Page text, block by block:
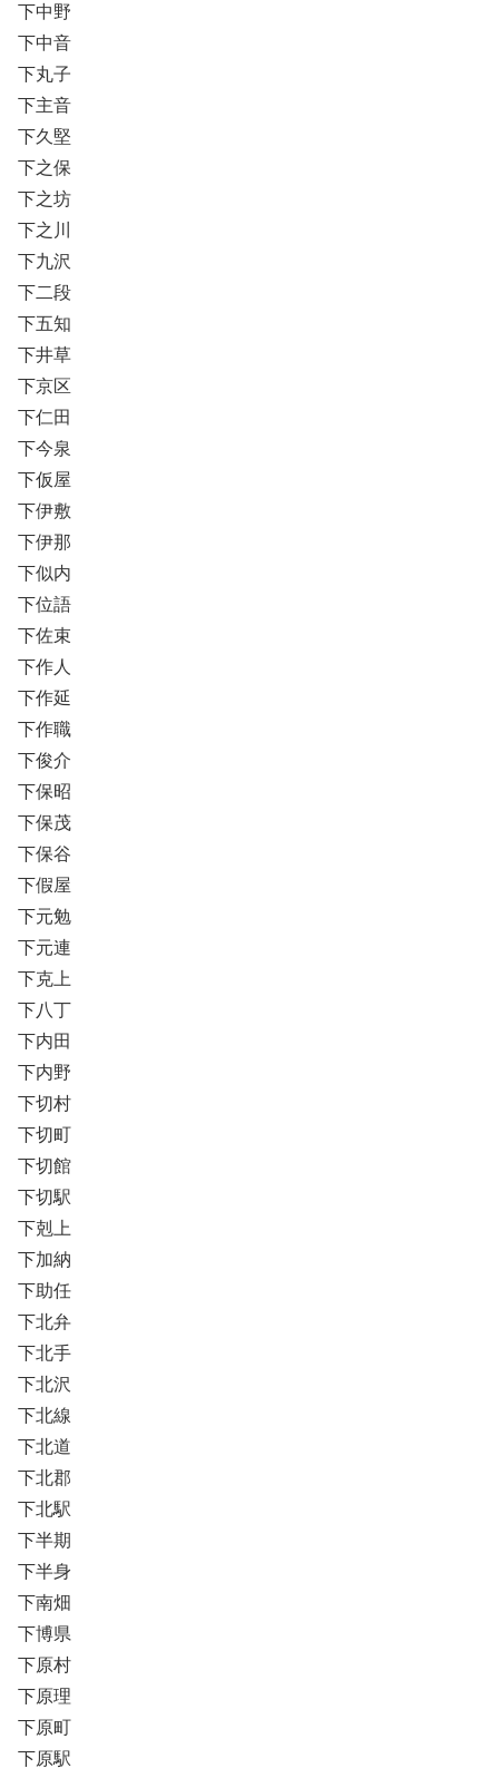
下中野
下中音
下丸子
下主音
下久堅
下之保
下之坊
下之川
下九沢
下二段
下五知
下井草
下京区
下仁田
下今泉
下仮屋
下伊敷
下伊那
下似内
下位語
下佐束
下作人
下作延
下作職
下俊介
下保昭
下保茂
下保谷
下假屋
下元勉
下元連
下克上
下八丁
下内田
下内野
下切村
下切町
下切館
下切駅
下剋上
下加納
下助任
下北弁
下北手
下北沢
下北線
下北道
下北郡
下北駅
下半期
下半身
下南畑
下博県
下原村
下原理
下原町
下原駅